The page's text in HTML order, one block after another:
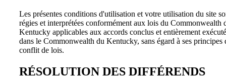
Les présentes conditions d'utilisation et votre utilisation du site
régies et interprétées conformément aux lois du Commonwealth
Kentucky applicables aux accords conclus et entièrement
dans le Commonwealth du Kentucky, sans égard à ses principes
conflit de lois.
RÉSOLUTION DES DIFFÉRENDS